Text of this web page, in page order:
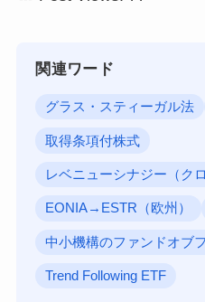
関連ワード
グラス・スティーガル法
取得条項付株式
レベニューシナジー（ク
EONIA→ESTR（欧州）
中小機構のファンドオブ
Trend Following ETF